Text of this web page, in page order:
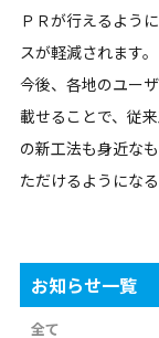
ＰＲが行えるよう
スが軽減されます。
今後、各地のユー
載せることで、従
の新工法も身近な
ただけるようにな
お知らせ一覧
全て